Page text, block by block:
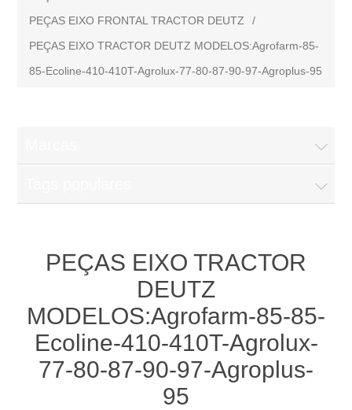
PEÇAS EIXO FRONTAL TRACTOR DEUTZ
/
PEÇAS EIXO TRACTOR DEUTZ MODELOS:Agrofarm-85-
85-Ecoline-410-410T-Agrolux-77-80-87-90-97-Agroplus-95
PEÇAS EIXO TRACTOR
DEUTZ
MODELOS:Agrofarm-85-85-
Ecoline-410-410T-Agrolux-
77-80-87-90-97-Agroplus-
95